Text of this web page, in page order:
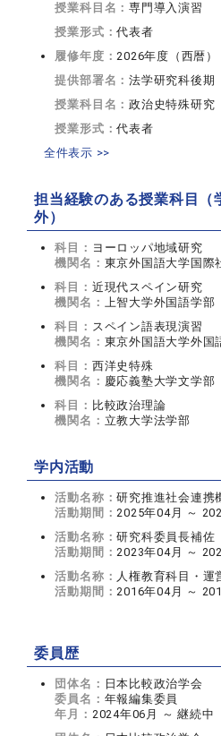
授業科目名：専門導入演習
授業形式：代表者
履修年度：2026年度（西暦）
提供部署名：法学研究科後期
授業科目名：政治史特殊研究
授業形式：代表者
全件表示 >>
担当経験のある授業科目（
外）
科目： ヨーロッパ地域研究
機関名： 東京外国語大学国際
科目： 近現代スペイン研究
機関名： 上智大学外国語学部
科目： スペイン語表現演習
機関名： 東京外国語大学外国
科目： 西洋史特殊
機関名： 慶応義塾大学文学部
科目： 比較政治理論
機関名： 立教大学法学部
学内活動
活動名称：研究推進社会連携
活動期間：2025年04月 ～
活動名称：研究科委員長補佐
活動期間：2023年04月 ～
活動名称： 人権教育科目・運
活動期間：2016年04月 ～
委員歴
団体名： 日本比較政治学会
委員名： 年報編集委員
年月： 2024年06月 ～ 継続中